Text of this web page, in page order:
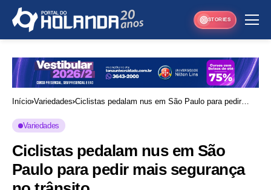
STORIES
Início Variedades Ciclistas pedalam nus em São Paulo para pedir
Variedades
Ciclistas pedalam nus em São
Paulo para pedir mais segurança